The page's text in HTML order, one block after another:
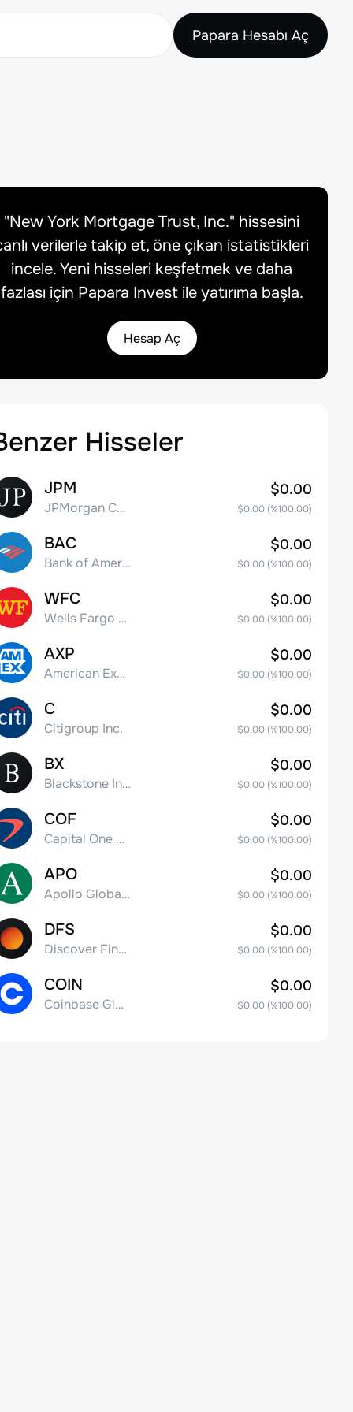
Papara Hesabı Aç
"New York Mortgage Trust, Inc." hissesini
verilerle takip et, öne çıkan istatistikleri
incele. Yeni hisseleri keşfetmek ve daha
fazlası için Papara Invest ile yatırıma başla.
Hesap Aç
Hisseler
JPM
JPMorgan Chase & Co.
$0.00
$0.00(%100.00)
BAC
Bank of America Corporation
$0.00
$0.00(%100.00)
WFC
Wells Fargo & Co.
$0.00
$0.00(%100.00)
AXP
American Express Company
$0.00
$0.00(%100.00)
C
Citigroup Inc.
$0.00
$0.00(%100.00)
BX
Blackstone Inc.
$0.00
$0.00(%100.00)
COF
Capital One Financial
$0.00
$0.00(%100.00)
APO
Apollo Global Management, Inc.
$0.00
$0.00(%100.00)
DFS
Discover Financial Services
$0.00
$0.00(%100.00)
COIN
Coinbase Global, Inc. Class A Common Stock
$0.00
$0.00(%100.00)